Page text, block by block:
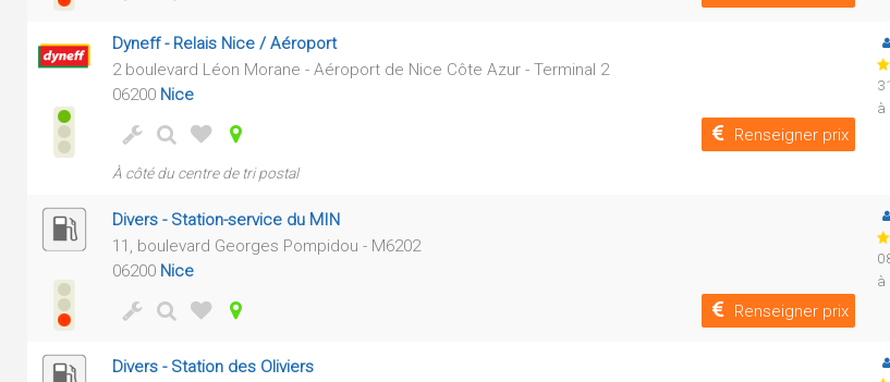
Dyneff - Relais Nice / Aéroport
2 boulevard Léon Morane - Aéroport de Nice Côte Azur - Terminal 2
06200 Nice
Renseigner prix
À côté du centre de tri postal
à
Divers - Station-service du MIN
11, boulevard Georges Pompidou - M6202
06200 Nice
Renseigner prix
à
Divers - Station des Oliviers